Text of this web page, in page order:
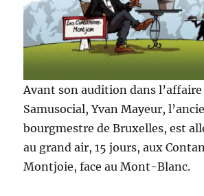
Avant son audition dans l’affaire
Samusocial, Yvan Mayeur,
bourgmestre de Bruxelles, est
au grand air, 15 jours, aux
Montjoie, face au Mont-Blanc.